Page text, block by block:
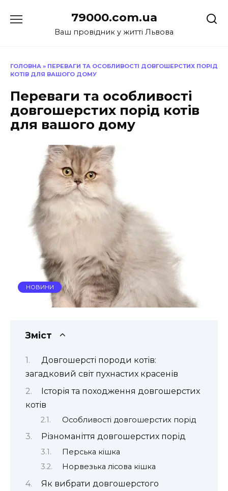
до
79000.com.ua
Ваш провідник у житті Львова
ГОЛОВНА » ПЕРЕВАГИ ТА ОСОБЛИВОСТІ ДОВГОШЕРСТИХ ПОРІД
КОТІВ ДЛЯ ВАШОГО ДОМУ
Переваги та особливості
довгошерстих порід котів
для вашого дому
НОВИНИ
Зміст
Довгошерсті породи котів:
загадковий світ пухнастих красенів
Історія та походження довгошерстих
котів
Особливості довгошерстих порід
Різноманіття довгошерстих порід
Перська кішка
Норвезька лісова кішка
Як вибрати довгошерстого